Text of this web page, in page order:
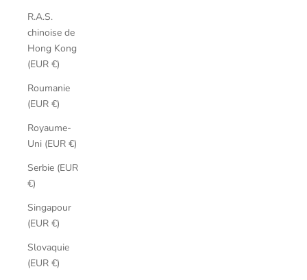
R.A.S.
chinoise de
Hong Kong
(EUR €)
Roumanie
(EUR €)
Royaume-
Uni (EUR €)
Serbie (EUR
€)
Singapour
(EUR €)
Slovaquie
(EUR €)